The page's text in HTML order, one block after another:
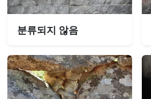
분류되지 않음